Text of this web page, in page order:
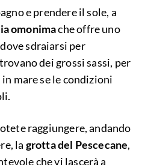
e prendere il sole, a
omonimache offre uno
sdraiarsi per
dei grossi sassi, per
mare se le condizioni
raggiungere, andando
la grotta del Pescecane,
che vi lascerà a